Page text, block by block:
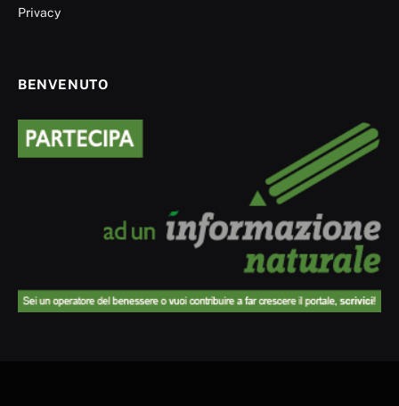
Privacy
BENVENUTO